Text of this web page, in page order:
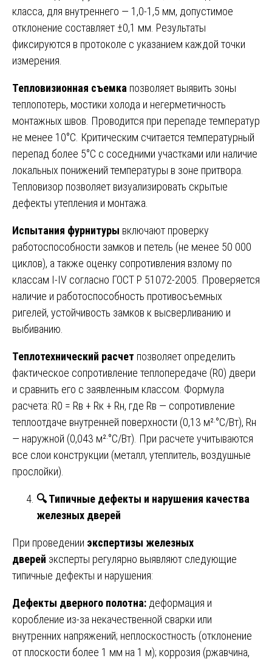
класса, для внутреннего — 1,0-1,5 мм, допустимое
отклонение составляет ±0,1 мм. Результаты
фиксируются в протоколе с указанием каждой точки
измерения.
Тепловизионная съемка позволяет выявить зоны
теплопотерь, мостики холода и негерметичность
монтажных швов. Проводится при перепаде температур
не менее 10°C. Критическим считается температурный
перепад более 5°C с соседними участками или наличие
локальных понижений температуры в зоне притвора.
Тепловизор позволяет визуализировать скрытые
дефекты утепления и монтажа.
Испытания фурнитуры включают проверку
работоспособности замков и петель (не менее 50 000
циклов), а также оценку сопротивления взлому по
классам I-IV согласно ГОСТ Р 51072-2005. Проверяется
наличие и работоспособность противосъемных
ригелей, устойчивость замков к высверливанию и
выбиванию.
Теплотехнический расчет позволяет определить
фактическое сопротивление теплопередаче (R0) двери
и сравнить его с заявленным классом. Формула
расчета: R0 = Rв + Rк + Rн, где Rв — сопротивление
теплоотдаче внутренней поверхности (0,13 м²·°C/Вт), Rн
— наружной (0,043 м²·°C/Вт). При расчете учитываются
все слои конструкции (металл, утеплитель, воздушные
прослойки).
🔍Типичные дефекты и нарушения качества
железных дверей
При проведении экспертизы железных
дверей эксперты регулярно выявляют следующие
типичные дефекты и нарушения:
Дефекты дверного полотна: деформация и
коробление из-за некачественной сварки или
внутренних напряжений; неплоскостность (отклонение
от плоскости более 1 мм на 1 м); коррозия (ржавчина,